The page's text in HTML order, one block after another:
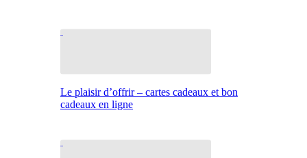
Le plaisir d’offrir – cartes cadeaux et bon
cadeaux en ligne